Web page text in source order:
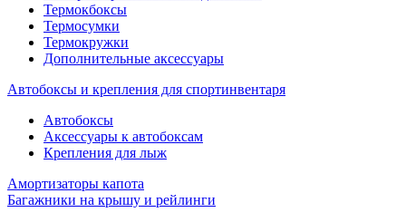
Термокбоксы
Термосумки
Термокружки
Дополнительные аксессуары
Автобоксы и крепления для спортинвентаря
Автобоксы
Аксессуары к автобоксам
Крепления для лыж
Амортизаторы капота
Багажники на крышу и рейлинги